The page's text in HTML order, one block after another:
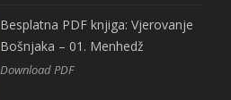
Besplatna PDF knjiga: Vjerovanje
Bošnjaka – 01. Menhedž
Download PDF